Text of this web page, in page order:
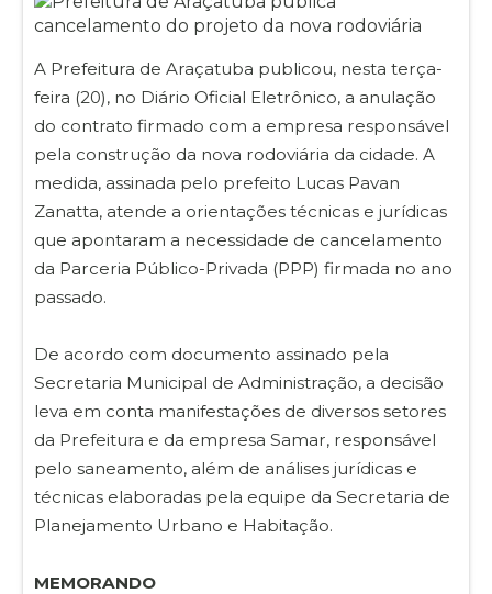
A Prefeitura de Araçatuba publicou, nesta terça-
feira (20), no Diário Oficial Eletrônico, a anulação
do contrato firmado com a empresa responsável
pela construção da nova rodoviária da cidade. A
medida, assinada pelo prefeito Lucas Pavan
Zanatta, atende a orientações técnicas e jurídicas
que apontaram a necessidade de cancelamento
da Parceria Público-Privada (PPP) firmada no ano
passado.
De acordo com documento assinado pela
Secretaria Municipal de Administração, a decisão
leva em conta manifestações de diversos setores
da Prefeitura e da empresa Samar, responsável
pelo saneamento, além de análises jurídicas e
técnicas elaboradas pela equipe da Secretaria de
Planejamento Urbano e Habitação.
MEMORANDO